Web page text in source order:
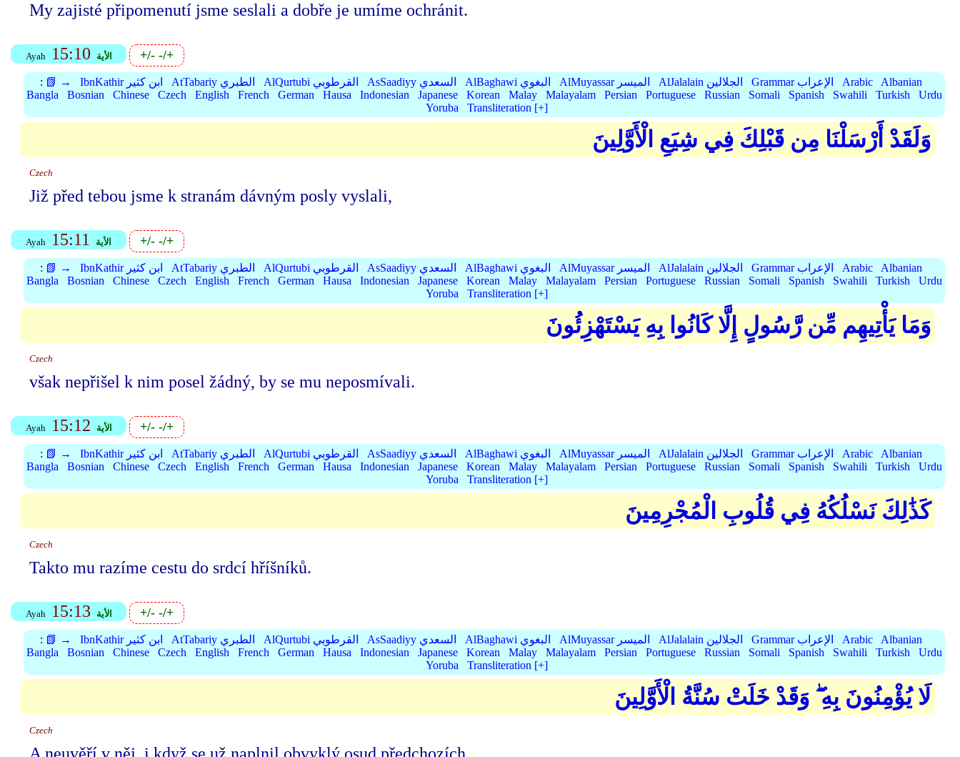
My zajisté připomenutí jsme seslali a dobře je umíme ochránit.
Ayah 15:10 الأية +/--/+
: 📗 → IbnKathir ابن كثير AtTabariy الطبري AlQurtubi القرطوبي AsSaadiyy السعدي AlBaghawi البغوي AlMuyassar الميسر AlJalalain الجلالين Grammar الإعراب Arabic
Albanian
Bangla
Bosnian Chinese Czech English French German Hausa Indonesian Japanese Korean Malay Malayalam Persian Portuguese Russian Somali Spanish Swahili Turkish
Urdu
Yoruba
Transliteration [+]
وَلَقَدْ أَرْسَلْنَا مِن قَبْلِكَ فِي شِيَعِ الْأَوَّلِينَ
Czech
Již před tebou jsme k stranám dávným posly vyslali,
Ayah 15:11 الأية +/--/+
: 📗 → IbnKathir ابن كثير AtTabariy الطبري AlQurtubi القرطوبي AsSaadiyy السعدي AlBaghawi البغوي AlMuyassar الميسر AlJalalain الجلالين Grammar الإعراب Arabic
Albanian
Bangla
Bosnian Chinese Czech English French German Hausa Indonesian Japanese Korean Malay Malayalam Persian Portuguese Russian Somali Spanish Swahili Turkish
Urdu
Yoruba
Transliteration [+]
وَمَا يَأْتِيهِم مِّن رَّسُولٍ إِلَّا كَانُوا بِهِ يَسْتَهْزِئُونَ
Czech
však nepřišel k nim posel žádný, by se mu neposmívali.
Ayah 15:12 الأية +/--/+
: 📗 → IbnKathir ابن كثير AtTabariy الطبري AlQurtubi القرطوبي AsSaadiyy السعدي AlBaghawi البغوي AlMuyassar الميسر AlJalalain الجلالين Grammar الإعراب Arabic
Albanian
Bangla
Bosnian Chinese Czech English French German Hausa Indonesian Japanese Korean Malay Malayalam Persian Portuguese Russian Somali Spanish Swahili Turkish
Urdu
Yoruba
Transliteration [+]
كَذَٰلِكَ نَسْلُكُهُ فِي قُلُوبِ الْمُجْرِمِينَ
Czech
Takto mu razíme cestu do srdcí hříšníků.
Ayah 15:13 الأية +/--/+
: 📗 → IbnKathir ابن كثير AtTabariy الطبري AlQurtubi القرطوبي AsSaadiyy السعدي AlBaghawi البغوي AlMuyassar الميسر AlJalalain الجلالين Grammar الإعراب Arabic
Albanian
Bangla
Bosnian Chinese Czech English French German Hausa Indonesian Japanese Korean Malay Malayalam Persian Portuguese Russian Somali Spanish Swahili Turkish
Urdu
Yoruba
Transliteration [+]
لَا يُؤْمِنُونَ بِهِ ۖ وَقَدْ خَلَتْ سُنَّةُ الْأَوَّلِينَ
Czech